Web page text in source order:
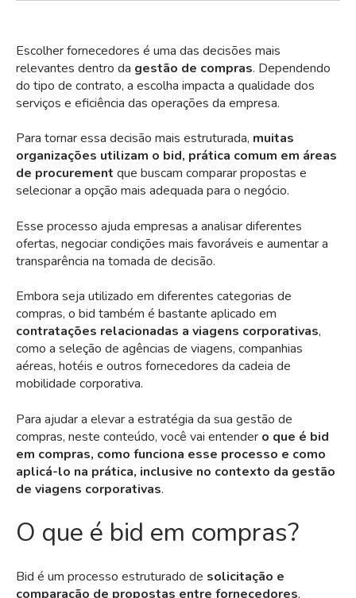
Escolher fornecedores é uma das decisões mais
relevantes dentro da gestão de compras. Dependendo
do tipo de contrato, a escolha impacta a qualidade dos
serviços e eficiência das operações da empresa.
Para tornar essa decisão mais estruturada, muitas
organizações utilizam o bid, prática comum em áreas
de procurement que buscam comparar propostas e
selecionar a opção mais adequada para o negócio.
Esse processo ajuda empresas a analisar diferentes
ofertas, negociar condições mais favoráveis e aumentar a
transparência na tomada de decisão.
Embora seja utilizado em diferentes categorias de
compras, o bid também é bastante aplicado em
contratações relacionadas a viagens corporativas,
como a seleção de agências de viagens, companhias
aéreas, hotéis e outros fornecedores da cadeia de
mobilidade corporativa.
Para ajudar a elevar a estratégia da sua gestão de
compras, neste conteúdo, você vai entender o que é bid
em compras, como funciona esse processo e como
aplicá-lo na prática, inclusive no contexto da gestão
de viagens corporativas.
O que é bid em compras?
Bid é um processo estruturado de solicitação e
comparação de propostas entre fornecedores,